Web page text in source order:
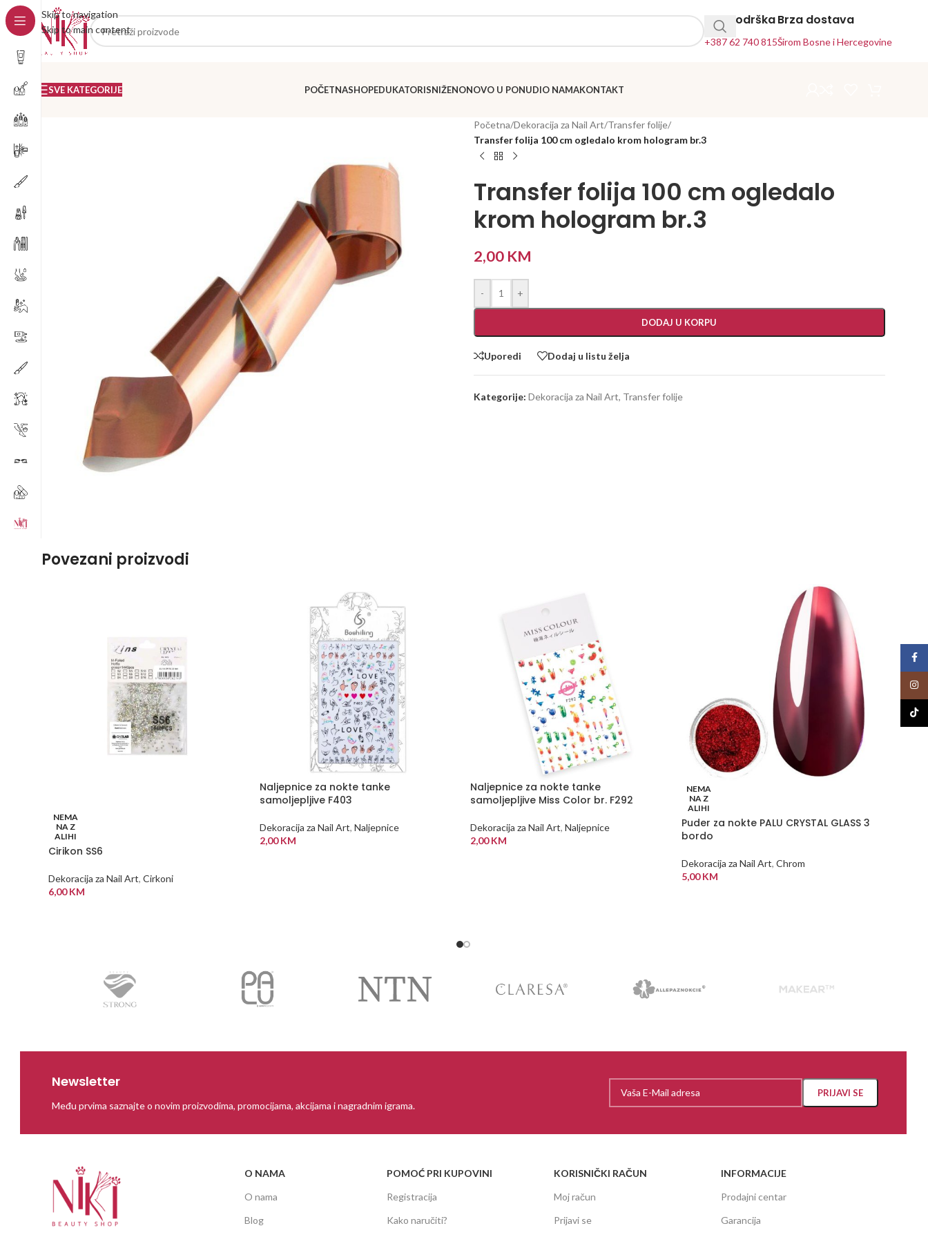
Skip to navigation
Skip to main content
24h Podrška
+387 62 740 815
Brza dostava
Širom Bosne i Hercegovine
SVE KATEGORIJE POČETNASHOPEDUKATORISNIŽENONOVO U PONUDIO NAMAKONTAKT
Početna/Dekoracija za Nail Art/Transfer folije/
Transfer folija 100 cm ogledalo krom hologram br.3
Transfer folija 100 cm ogledalo
krom hologram br.3
2,00 KM
- +
DODAJ U KORPU
Uporedi Dodaj u listu želja
Kategorije: Dekoracija za Nail Art, Transfer folije
Povezani proizvodi
NEMA
NA Z
ALIHI
Cirikon SS6
Dekoracija za Nail Art, Cirkoni
6,00KM
Naljepnice za nokte tanke
samoljepljive F403
Dekoracija za Nail Art, Naljepnice
2,00KM
Naljepnice za nokte tanke
samoljepljive Miss Color br. F292
Dekoracija za Nail Art, Naljepnice
2,00KM
NEMA
NA Z
ALIHI
Puder za nokte PALU CRYSTAL GLASS 3
bordo
Dekoracija za Nail Art, Chrom
5,00KM
Newsletter
Među prvima saznajte o novim proizvodima, promocijama, akcijama i nagradnim igrama.
O NAMA
O nama
Blog
POMOĆ PRI KUPOVINI
Registracija
Kako naručiti?
KORISNIČKI RAČUN
Moj račun
Prijavi se
INFORMACIJE
Prodajni centar
Garancija